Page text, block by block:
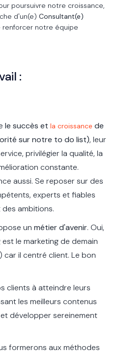
poursuivre notre croissance,
d'un(e) Consultant(e)
renforcer notre équipe
:
le succès et la croissance de
sur notre to do list), leur
privilégier la qualité, la
constante.
aussi. Se reposer sur des
experts et fiables
ambitions.
un métier d'avenir. Oui,
le marketing de demain
car il centré client. Le bon
clients à atteindre leurs
les meilleurs contenus
développer sereinement
formerons aux méthodes